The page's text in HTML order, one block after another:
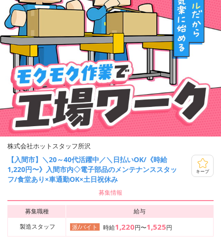
株式会社ホットスタッフ所沢
【入間市】＼20～40代活躍中／＼日払いOK/《時給
1,220円〜》入間市内◇電子部品のメンテナンススタッ
フ/食堂あり×車通勤OK×土日祝休み
キープ
募集情報
募集職種
給与
製造スタッフ
派/バイト 時給1,220円〜1,525円